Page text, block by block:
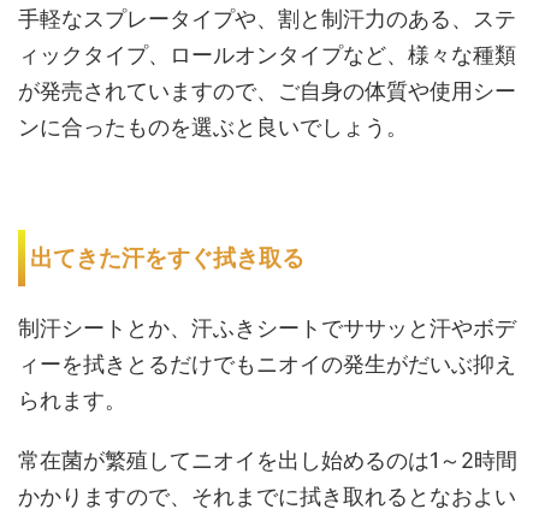
手軽なスプレータイプや、割と制汗力のある、ステ
ィックタイプ、ロールオンタイプなど、様々な種類
が発売されていますので、ご自身の体質や使用シー
ンに合ったものを選ぶと良いでしょう。
出てきた汗をすぐ拭き取る
制汗シートとか、汗ふきシートでササッと汗やボデ
ィーを拭きとるだけでもニオイの発生がだいぶ抑え
られます。
常在菌が繁殖してニオイを出し始めるのは1～2時間
かかりますので、それまでに拭き取れるとなおよい